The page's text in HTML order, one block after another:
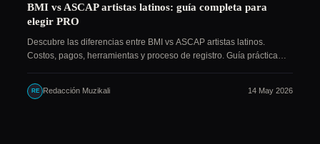
BMI vs ASCAP artistas latinos: guía completa para
elegir PRO
Descubre las diferencias entre BMI vs ASCAP artistas latinos.
Costos, pagos, herramientas y proceso de registro. Guía práctica…
RE Redacción Muzikali 14 May 2026